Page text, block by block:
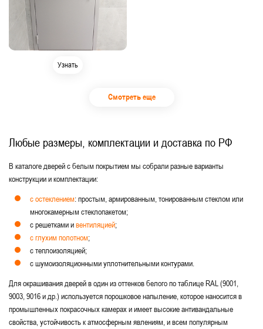
Узнать
Смотреть еще
Любые размеры, комплектации и доставка по РФ
В каталоге дверей с белым покрытием мы собрали разные варианты
конструкции и комплектации:
с остеклением: простым, армированным, тонированным стеклом или
многокамерным стеклопакетом;
с решетками ивентиляцией;
с глухим полотном;
с теплоизоляцией;
с шумоизоляционными уплотнительными контурами.
Для окрашивания дверей в один из оттенков белого по таблице RAL (9001,
9003, 9016 и др.) используется порошковое напыление, которое наносится в
промышленных покрасочных камерах и имеет высокие антивандальные
свойства, устойчивость к атмосферным явлениям, и всем популярным